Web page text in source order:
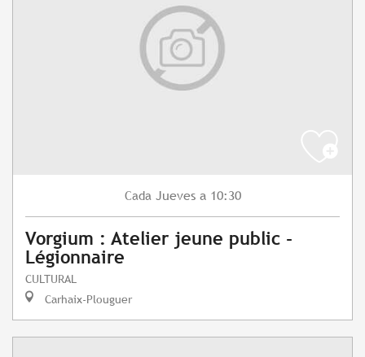
Cada Jueves a 10:30
Vorgium : Atelier jeune public -
Légionnaire
CULTURAL
Carhaix-Plouguer